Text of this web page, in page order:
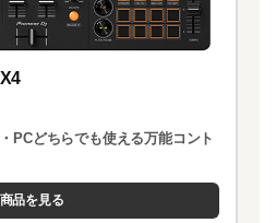
PCどちらでも使える万能コント
商品を見る